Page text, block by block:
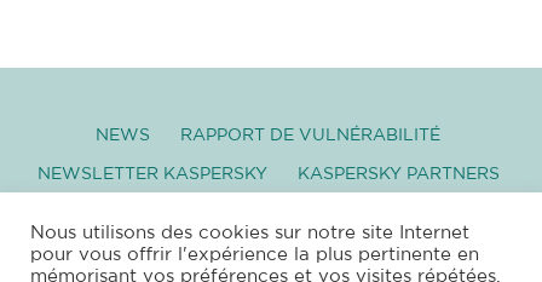
NEWS RAPPORT DE VULNÉRABILITÉ
NEWSLETTER KASPERSKY KASPERSKY PARTNERS
Nous utilisons des cookies sur notre site Internet
pour vous offrir l'expérience la plus pertinente en
mémorisant vos préférences et vos visites répétées.